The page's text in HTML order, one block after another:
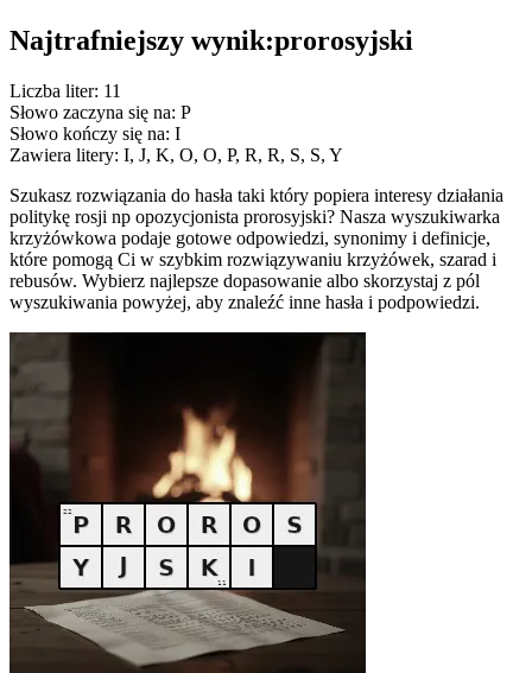
Najtrafniejszy wynik:prorosyjski
Liczba liter: 11
Słowo zaczyna się na: P
Słowo kończy się na: I
Zawiera litery: I, J, K, O, O, P, R, R, S, S, Y
Szukasz rozwiązania do hasła taki który popiera interesy działania
politykę rosji np opozycjonista prorosyjski? Nasza wyszukiwarka
krzyżówkowa podaje gotowe odpowiedzi, synonimy i definicje,
które pomogą Ci w szybkim rozwiązywaniu krzyżówek, szarad i
rebusów. Wybierz najlepsze dopasowanie albo skorzystaj z pól
wyszukiwania powyżej, aby znaleźć inne hasła i podpowiedzi.